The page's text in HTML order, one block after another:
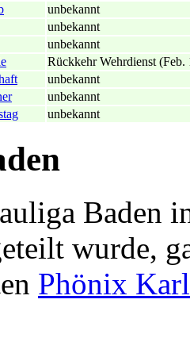
unbekannt
unbekannt
unbekannt
Rückkehr Wehrdienst (Feb.
unbekannt
unbekannt
unbekannt
Baden
wurde,
Phönix